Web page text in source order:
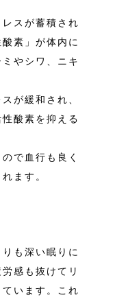
スが蓄積され
素」が体内に
やシワ、ニキ
が緩和され、
酸素を抑える
で血行も良く
ます。
も深い眠りに
感も抜けてリ
います。これ